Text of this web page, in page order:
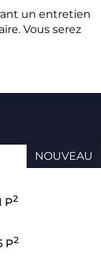
un entretien
Vous serez
P2
P2
NOUVEAU